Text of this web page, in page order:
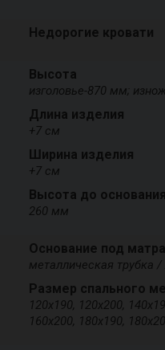
Недорогие кровати
Высота
изголовье-870 мм;
Длина изделия
+7 см
Ширина изделия
+7 см
Высота до
260 мм
Основание под
металлическая трубка
Размер спального
120х190, 120х200,
160х200, 180х190,